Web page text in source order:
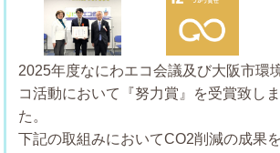
2025年度なにわエコ会議及び大阪市環
コ活動において『努力賞』を受賞致し
下記の取組みにおいてCO2削減の成果